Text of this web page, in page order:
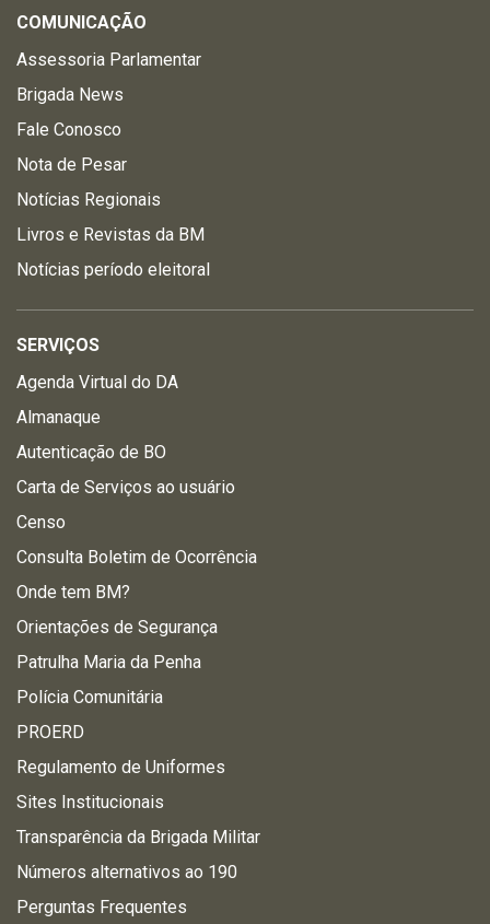
COMUNICAÇÃO
Assessoria Parlamentar
Brigada News
Fale Conosco
Nota de Pesar
Notícias Regionais
Livros e Revistas da BM
Notícias período eleitoral
SERVIÇOS
Agenda Virtual do DA
Almanaque
Autenticação de BO
Carta de Serviços ao usuário
Censo
Consulta Boletim de Ocorrência
Onde tem BM?
Orientações de Segurança
Patrulha Maria da Penha
Polícia Comunitária
PROERD
Regulamento de Uniformes
Sites Institucionais
Transparência da Brigada Militar
Números alternativos ao 190
Perguntas Frequentes